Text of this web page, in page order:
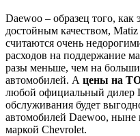
Daewoo – образец того, как
достойным качеством,
считаются очень
расходов на поддержание
разы меньше, чем на
автомобилей. А цены на
любой официальный дилер
обслуживания будет
автомобилей Daewoo,
маркой Chevrolet.